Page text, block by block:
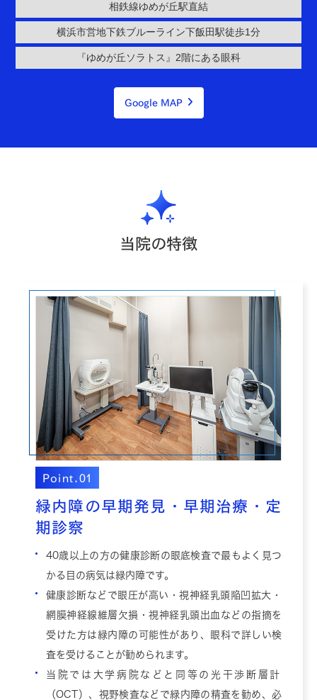
掲示物
相鉄線ゆめが丘駅直結
横浜市営地下鉄ブルーライン下飯田駅徒歩1分
『ゆめが丘ソラトス』2階にある眼科
Google MAP
当院の特徴
Point.01
緑内障の早期発見・早期治療・定
期診察
40歳以上の方の健康診断の眼底検査で最もよく見つ
かる目の病気は緑内障です。
健康診断などで眼圧が高い・視神経乳頭陥凹拡大・
網膜神経線維層欠損・視神経乳頭出血などの指摘を
受けた方は緑内障の可能性があり、眼科で詳しい検
査を受けることが勧められます。
当院では大学病院などと同等の光干渉断層計
（OCT）、視野検査などで緑内障の精査を勧め、必